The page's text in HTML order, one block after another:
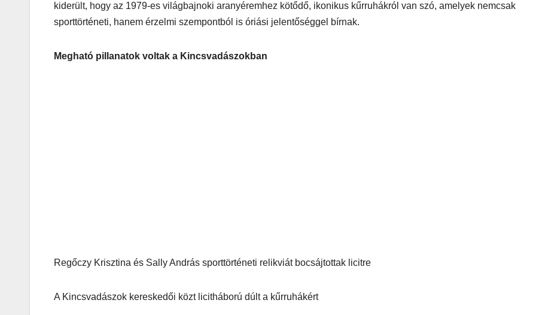
kiderült, hogy az 1979-es világbajnoki aranyéremhez kötődő, ikonikus kűrruhákról van szó, amelyek nemcsak
sporttörténeti, hanem érzelmi szempontból is óriási jelentőséggel bírnak.
Megható pillanatok voltak a Kincsvadászokban
Regőczy Krisztina és Sally András sporttörténeti relikviát bocsájtottak licitre
A Kincsvadászok kereskedői közt licitháború dúlt a kűrruhákért